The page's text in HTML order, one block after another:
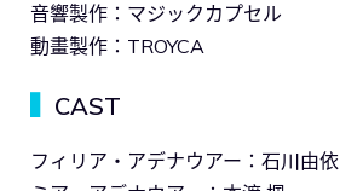
音響製作：マジックカプセル
動畫製作：TROYCA
CAST
フィリア・アデナウアー：石川由依